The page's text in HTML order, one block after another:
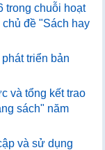
trong chuỗi hoạt
đề "Sách hay
triển bản
và tổng kết trao
sách" năm
và sử dụng